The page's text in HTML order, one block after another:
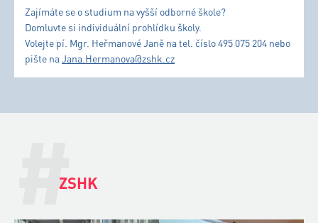
Zajímáte se o studium na vyšší odborné škole?
Domluvte si individuální prohlídku školy.
Volejte pí. Mgr. Heřmanové Janě na tel. číslo 495 075 204 nebo
pište naJana.Hermanova@zshk.cz
#
ZSHK